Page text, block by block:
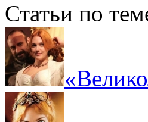
Статьи по